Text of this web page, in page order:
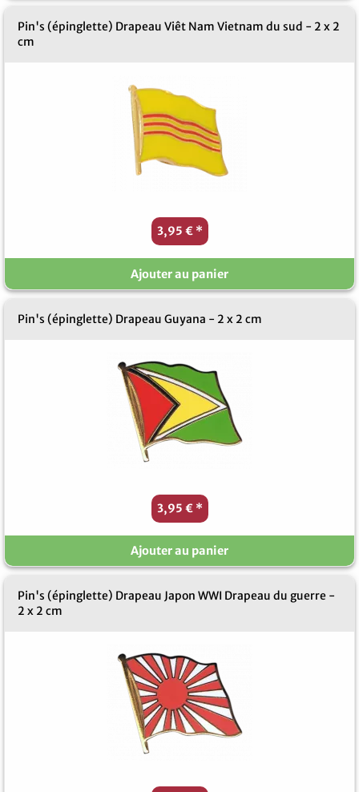
Pin's (épinglette) Drapeau Viêt Nam Vietnam du sud - 2 x 2
cm
3,95 € *
Ajouter au panier
Pin's (épinglette) Drapeau Guyana - 2 x 2 cm
3,95 € *
Ajouter au panier
Pin's (épinglette) Drapeau Japon WWI Drapeau du guerre -
2 x 2 cm